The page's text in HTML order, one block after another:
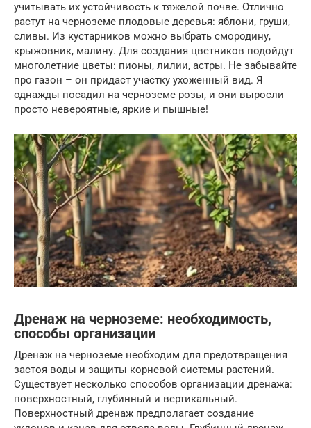
учитывать их устойчивость к тяжелой почве. Отлично
растут на черноземе плодовые деревья: яблони, груши,
сливы. Из кустарников можно выбрать смородину,
крыжовник, малину. Для создания цветников подойдут
многолетние цветы: пионы, лилии, астры. Не забывайте
про газон – он придаст участку ухоженный вид. Я
однажды посадил на черноземе розы, и они выросли
просто невероятные, яркие и пышные!
Дренаж на черноземе: необходимость,
способы организации
Дренаж на черноземе необходим для предотвращения
застоя воды и защиты корневой системы растений.
Существует несколько способов организации дренажа:
поверхностный, глубинный и вертикальный.
Поверхностный дренаж предполагает создание